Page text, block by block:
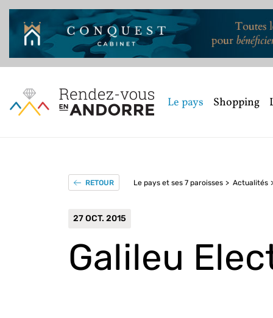
Le pays Shopping
RETOUR Le pays et ses 7 paroisses Actualités
27 OCT. 2015
Galileu